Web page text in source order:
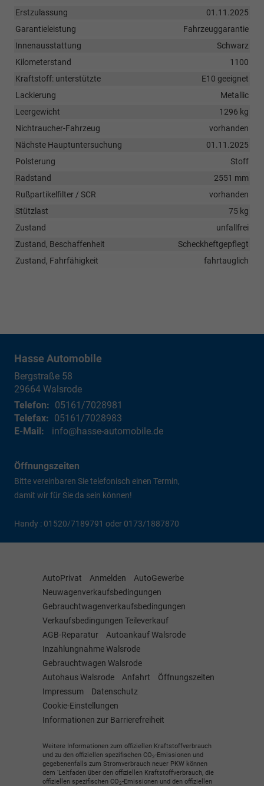
Erstzulassung
01.11.2025
Garantieleistung
Fahrzeuggarantie
Innenausstattung
Schwarz
Kilometerstand
1100
Kraftstoff: unterstützte
E10 geeignet
Lackierung
Metallic
Leergewicht
1296 kg
Nichtraucher-Fahrzeug
vorhanden
Nächste Hauptuntersuchung
01.11.2025
Polsterung
Stoff
Radstand
2551 mm
Rußpartikelfilter / SCR
vorhanden
Stützlast
75 kg
Zustand
unfallfrei
Zustand, Beschaffenheit
Scheckheftgepflegt
Zustand, Fahrfähigkeit
fahrtauglich
Hasse Automobile
Bergstraße 58
29664 Walsrode
Telefon: 05161/7028981
Telefax: 05161/7028983
E-Mail:
info@hasse-automobile.de
Öffnungszeiten
Bitte vereinbaren Sie telefonisch einen Termin,
damit wir für Sie da sein können!
Handy : 01520/7189791 oder 0173/1887870
AutoPrivat Anmelden
AutoGewerbe
Neuwagenverkaufsbedingungen
Gebrauchtwagenverkaufsbedingungen
Verkaufsbedingungen Teileverkauf
AGB-Reparatur
Autoankauf Walsrode
Inzahlungnahme Walsrode
Gebrauchtwagen Walsrode
Autohaus Walsrode
Anfahrt
Öffnungszeiten
Impressum
Datenschutz
Cookie-Einstellungen
Informationen zur Barrierefreiheit
Weitere Informationen zum offiziellen Kraftstoffverbrauch
und zu den offiziellen spezifischen CO2-Emissionen und
gegebenenfalls zum Stromverbrauch neuer PKW können
dem 'Leitfaden über den offiziellen Kraftstoffverbrauch, die
offiziellen spezifischen CO2-Emissionen und den offiziellen